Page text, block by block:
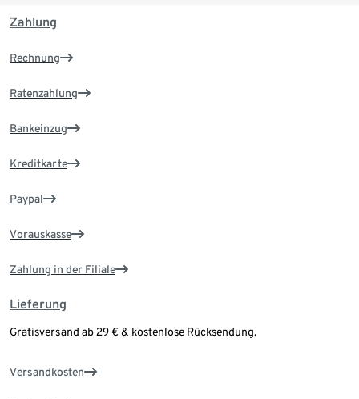
ermöglicht eine natürliche und effektive
Zahlung
Rechnung
Ratenzahlung
Bankeinzug
Kreditkarte
Paypal
Vorauskasse
Zahlung in der Filiale
Lieferung
Gratisversand ab 29 € & kostenlose Rücksendung.
Versandkosten